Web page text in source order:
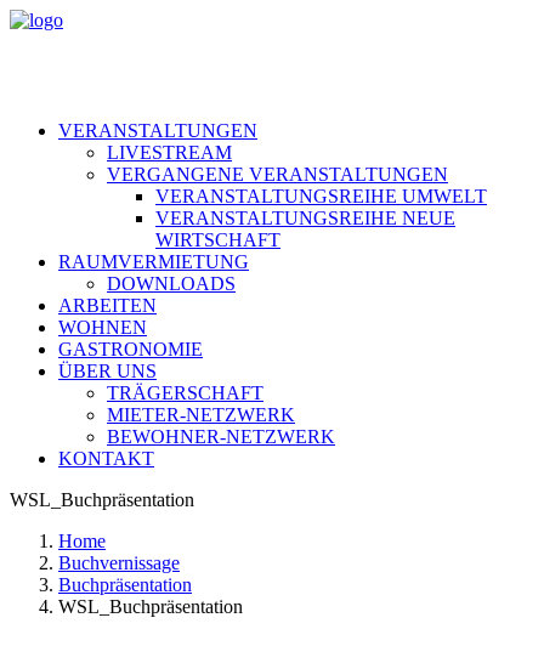
VERANSTALTUNGEN
LIVESTREAM
VERGANGENE VERANSTALTUNGEN
VERANSTALTUNGSREIHE UMWELT
VERANSTALTUNGSREIHE NEUE
WIRTSCHAFT
RAUMVERMIETUNG
DOWNLOADS
ARBEITEN
WOHNEN
GASTRONOMIE
ÜBER UNS
TRÄGERSCHAFT
MIETER-NETZWERK
BEWOHNER-NETZWERK
KONTAKT
WSL_Buchpräsentation
Home
Buchvernissage
Buchpräsentation
WSL_Buchpräsentation